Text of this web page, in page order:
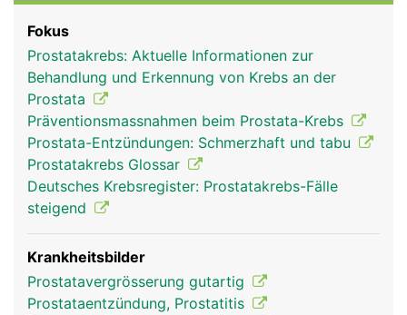
Rubriken
Nebenhoden und Samenleiter, zu den
Geschlechtsorganen des Mannes.
Fokus
Prostatakrebs: Aktuelle Informationen zur
Behandlung und Erkennung von Krebs an der
Prostata
Präventionsmassnahmen beim Prostata-Krebs
Prostata-Entzündungen: Schmerzhaft und tabu
Prostatakrebs Glossar
Deutsches Krebsregister: Prostatakrebs-Fälle
steigend
Krankheitsbilder
Prostatavergrösserung gutartig
Prostataentzündung, Prostatitis